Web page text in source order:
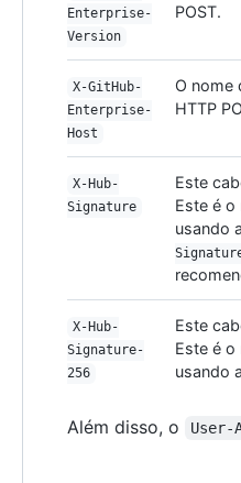
Enterprise-
Version
POST.
X-GitHub-
Enterprise-
Host
O nome
HTTP
X-Hub-
Signature
Este
Este é
usando
X-Hub-
Signature-
256
Este
Este é
usando
Além disso, o User-